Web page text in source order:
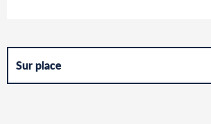
Sur place